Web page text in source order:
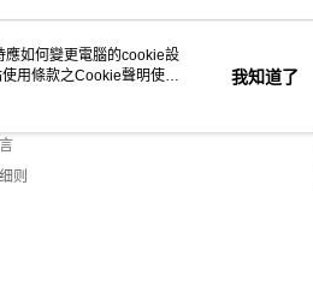
讯
则
如何變更電腦的cookie設
用條款之Cookie聲明使用
我知道了